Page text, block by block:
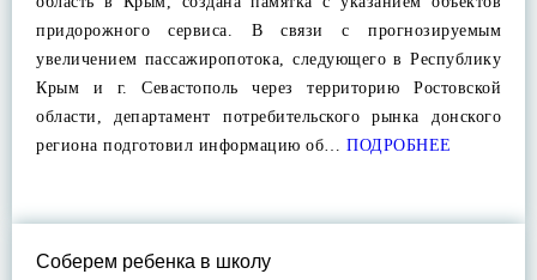
придорожного сервиса. В связи с прогнозируемым
увеличением пассажиропотока, следующего в Республику
Крым и г. Севастополь через территорию Ростовской
области, департамент потребительского рынка донского
региона подготовил информацию об… ПОДРОБНЕЕ
Соберем ребенка в школу